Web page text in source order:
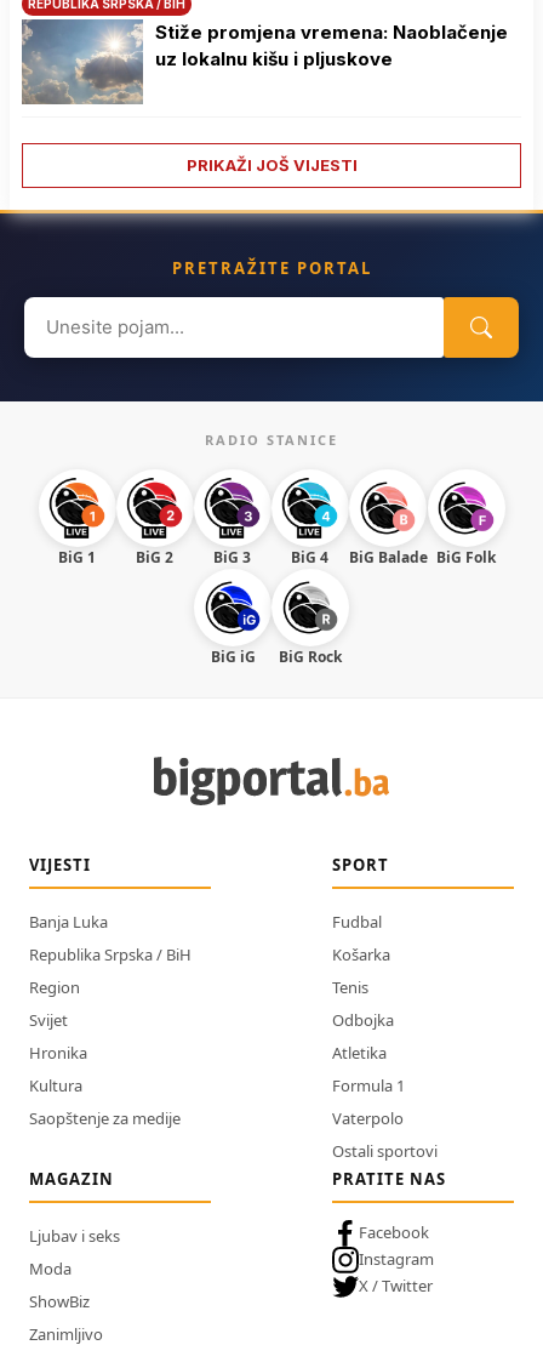
REPUBLIKA SRPSKA / BIH
Stiže promjena vremena: Naoblačenje
uz lokalnu kišu i pljuskove
PRIKAŽI JOŠ VIJESTI
PRETRAŽITE PORTAL
Search
for:
RADIO STANICE
BiG 1 BiG 2 BiG 3 BiG 4 BiG Balade BiG Folk
BiG iG BiG Rock
VIJESTI
Banja Luka
Republika Srpska / BiH
Region
Svijet
Hronika
Kultura
Saopštenje za medije
SPORT
Fudbal
Košarka
Tenis
Odbojka
Atletika
Formula 1
Vaterpolo
Ostali sportovi
MAGAZIN
Ljubav i seks
Moda
ShowBiz
Zanimljivo
PRATITE NAS
Facebook
Instagram
X / Twitter